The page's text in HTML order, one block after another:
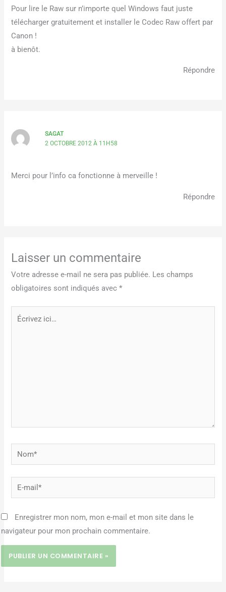
Pour lire le Raw sur n’importe quel Windows faut juste
télécharger gratuitement et installer le Codec Raw offert par
Canon !
à bienôt.
Répondre
SAGAT
2 OCTOBRE 2012 À 11H58
Merci pour l’info ca fonctionne à merveille !
Répondre
Laisser un commentaire
Votre adresse e-mail ne sera pas publiée. Les champs
obligatoires sont indiqués avec*
Écrivez
Nom*
mail*
Enregistrer mon nom, mon e-mail et mon site dans le
navigateur pour mon prochain commentaire.